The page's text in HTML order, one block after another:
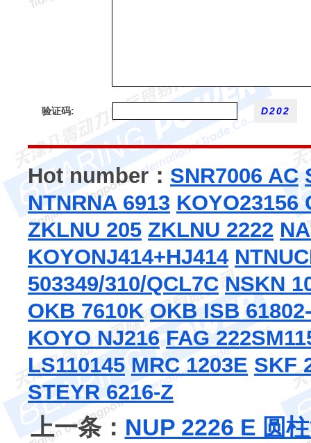
验证码:
Hot number： SNR7006 AC
NTNRNA 6913 KOYO23156
ZKLNU 205 ZKLNU 2222
KOYONJ414+HJ414
503349/310/QCL7C NSKN
OKB 7610K OKBISB
KOYO NJ216 FAG
LS110145 MRC 1203E SKF
STEYR 6216-Z
上一条： NUP 2226 E 圆